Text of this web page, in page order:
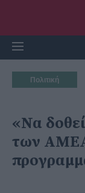
Πολιτική
«Να δοθεί
των